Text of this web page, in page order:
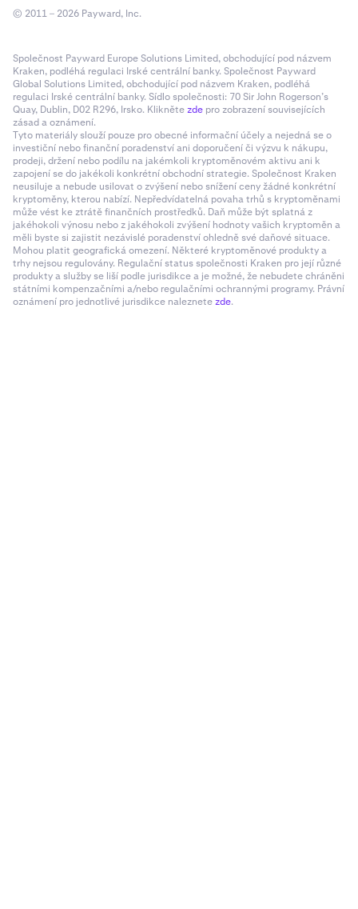
© 2011 – 2026 Payward, Inc.
Společnost Payward Europe Solutions Limited, obchodující pod názvem
Kraken, podléhá regulaci Irské centrální banky. Společnost Payward
Global Solutions Limited, obchodující pod názvem Kraken, podléhá
regulaci Irské centrální banky. Sídlo společnosti: 70 Sir John Rogerson’s
Quay, Dublin, D02 R296, Irsko. Kliknětezde pro zobrazení souvisejících
zásad a oznámení.
Tyto materiály slouží pouze pro obecné informační účely a nejedná se o
investiční nebo finanční poradenství ani doporučení či výzvu k nákupu,
prodeji, držení nebo podílu na jakémkoli kryptoměnovém aktivu ani k
zapojení se do jakékoli konkrétní obchodní strategie. Společnost Kraken
neusiluje a nebude usilovat o zvýšení nebo snížení ceny žádné konkrétní
kryptoměny, kterou nabízí. Nepředvídatelná povaha trhů s kryptoměnami
může vést ke ztrátě finančních prostředků. Daň může být splatná z
jakéhokoli výnosu nebo z jakéhokoli zvýšení hodnoty vašich kryptoměn a
měli byste si zajistit nezávislé poradenství ohledně své daňové situace.
Mohou platit geografická omezení. Některé kryptoměnové produkty a
trhy nejsou regulovány. Regulační status společnosti Kraken pro její různé
produkty a služby se liší podle jurisdikce a je možné, že nebudete chráněni
státními kompenzačními a/nebo regulačními ochrannými programy. Právní
oznámení pro jednotlivé jurisdikce naleznetezde.